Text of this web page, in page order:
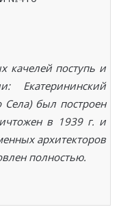
качелей поступь и
Екатерининский
Села) был построен
в 1939 г. и
архитекторов
полностью.